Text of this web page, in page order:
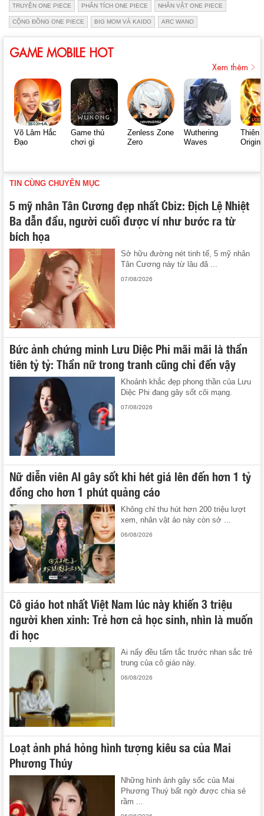
TRUYỆN ONE PIECE PHÂN TÍCH ONE PIECE NHÂN VẬT ONE PIECE
CỘNG ĐỒNG ONE PIECE BIG MOM VÀ KAIDO ARC WANO
GAME MOBILE HOT
Xem thêm
Võ Lâm Hắc
Đạo
Game thủ
chơi gì
Zenless Zone
Zero
Wuthering
Waves
Thiên
Origin
TIN CÙNG CHUYÊN MỤC
5 mỹ nhân Tân Cương đẹp nhất Cbiz: Địch Lệ Nhiệt
Ba dẫn đầu, người cuối được ví như bước ra từ
bích họa
Sở hữu đường nét tinh tế, 5 mỹ nhân
Tân Cương này từ lâu đã ...
07/08/2026
Bức ảnh chứng minh Lưu Diệc Phi mãi mãi là thần
tiên tỷ tỷ: Thần nữ trong tranh cũng chỉ đến vậy
Khoảnh khắc đẹp phong thần của Lưu
Diệc Phi đang gây sốt cõi mạng.
07/08/2026
Nữ diễn viên AI gây sốt khi hét giá lên đến hơn 1 tỷ
đồng cho hơn 1 phút quảng cáo
Không chỉ thu hút hơn 200 triệu lượt
xem, nhân vật ảo này còn sở ...
06/08/2026
Cô giáo hot nhất Việt Nam lúc này khiến 3 triệu
người khen xinh: Trẻ hơn cả học sinh, nhìn là muốn
đi học
Ai nấy đều tấm tắc trước nhan sắc trẻ
trung của cô giáo này.
06/08/2026
Loạt ảnh phá hỏng hình tượng kiêu sa của Mai
Phương Thúy
Những hình ảnh gây sốc của Mai
Phương Thuý bất ngờ được chia sẻ
rầm ...